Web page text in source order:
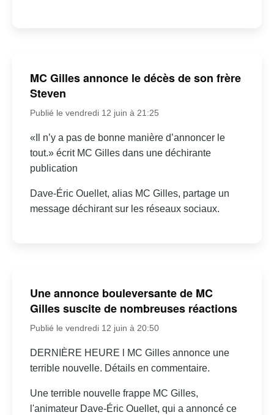
MC Gilles annonce le décès de son frère
Steven
Publié le vendredi 12 juin à 21:25
«Il n’y a pas de bonne manière d’annoncer le
tout.» écrit MC Gilles dans une déchirante
publication
Dave-Éric Ouellet, alias MC Gilles, partage un
message déchirant sur les réseaux sociaux.
Une annonce bouleversante de MC
Gilles suscite de nombreuses réactions
Publié le vendredi 12 juin à 20:50
DERNIÈRE HEURE l MC Gilles annonce une
terrible nouvelle. Détails en commentaire.
Une terrible nouvelle frappe MC Gilles,
l'animateur Dave-Éric Ouellet, qui a annoncé ce